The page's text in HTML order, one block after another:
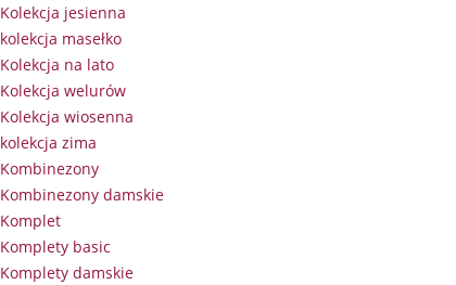
Kolekcja jesienna
kolekcja masełko
Kolekcja na lato
Kolekcja welurów
Kolekcja wiosenna
kolekcja zima
Kombinezony
Kombinezony damskie
Komplet
Komplety basic
Komplety damskie